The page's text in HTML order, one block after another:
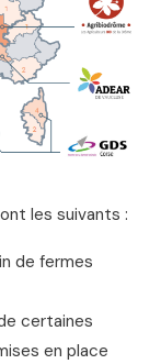
les suivants :
de fermes
certaines
en place